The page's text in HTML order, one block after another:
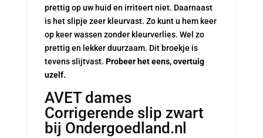
prettig op uw huid en irriteert niet. Daarnaast
is het slipje zeer kleurvast. Zo kunt u hem keer
op keer wassen zonder kleurverlies. Wel zo
prettig en lekker duurzaam. Dit broekje is
tevens slijtvast. Probeer het eens, overtuig
uzelf.
AVET dames
Corrigerende slip zwart
bij Ondergoedland.nl